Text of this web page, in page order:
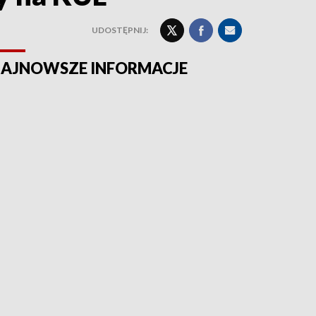
UDOSTĘPNIJ:
INFORMACJE